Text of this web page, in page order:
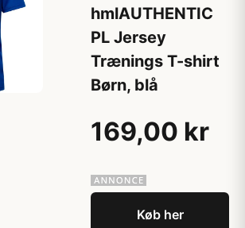
hmlAUTHENTIC
PL Jersey
Trænings T-shirt
Børn, blå
169,00 kr
Køb her